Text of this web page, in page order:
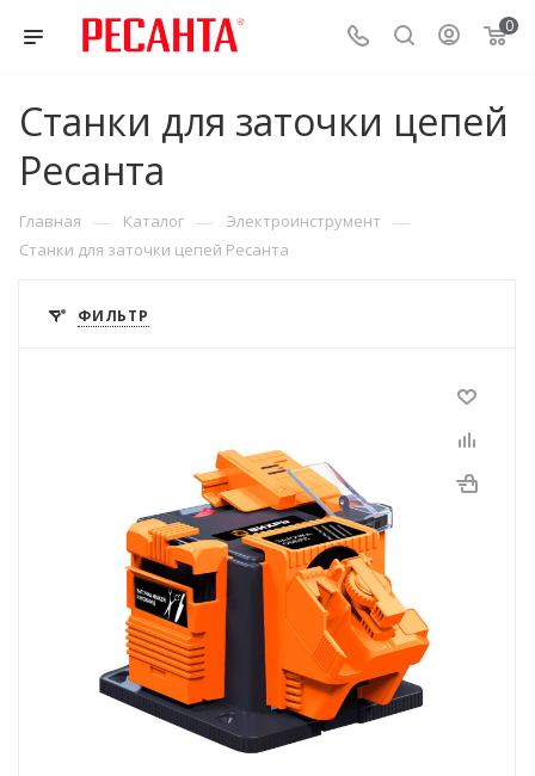
0
Станки для заточки цепей
Ресанта
Главная — Каталог — Электроинструмент —
Станки для заточки цепей Ресанта
ФИЛЬТР